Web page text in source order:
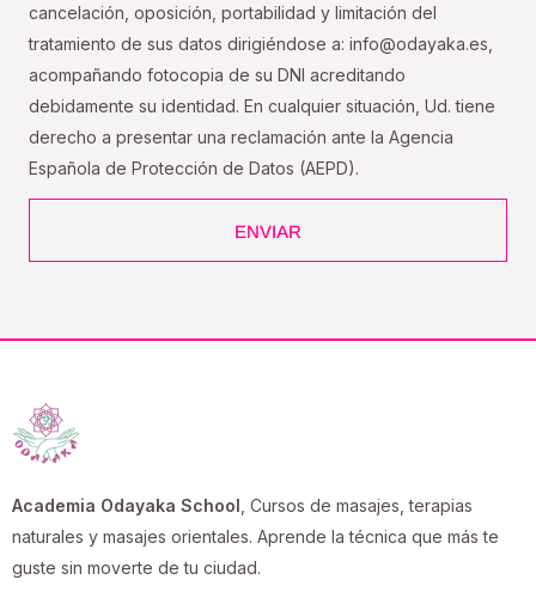
cancelación, oposición, portabilidad y limitación del
tratamiento de sus datos dirigiéndose a: info@odayaka.es,
acompañando fotocopia de su DNI acreditando
debidamente su identidad. En cualquier situación, Ud. tiene
derecho a presentar una reclamación ante la Agencia
Española de Protección de Datos (AEPD).
ENVIAR
Academia Odayaka School, Cursos de masajes, terapias
naturales y masajes orientales. Aprende la técnica que más te
guste sin moverte de tu ciudad.